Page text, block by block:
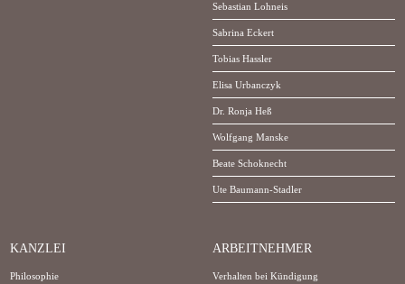
Sebastian Lohneis
Sabrina Eckert
Tobias Hassler
Elisa Urbanczyk
Dr. Ronja Heß
Wolfgang Manske
Beate Schoknecht
Ute Baumann-Stadler
KANZLEI
Philosophie
ARBEITNEHMER
Verhalten bei Kündigung